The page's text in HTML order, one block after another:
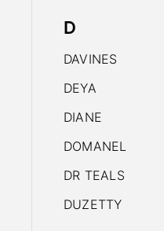
D
DAVINES
DEYA
DIANE
DOMANEL
DR TEALS
DUZETTY